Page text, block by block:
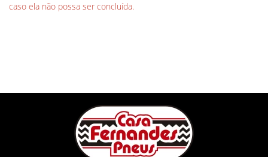
caso ela não possa ser concluída.